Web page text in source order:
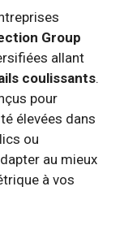
Group
allant
coulissants.
pour
élevées dans
ou
au mieux
à vos